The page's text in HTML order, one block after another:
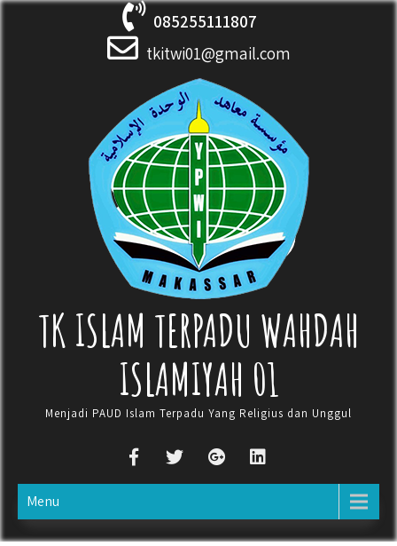
Skip
085255111807
tkitwi01@gmail.com
TK ISLAM TERPADU WAHDAH
ISLAMIYAH 01
Menjadi PAUD Islam Terpadu Yang Religius dan Unggul
Menu